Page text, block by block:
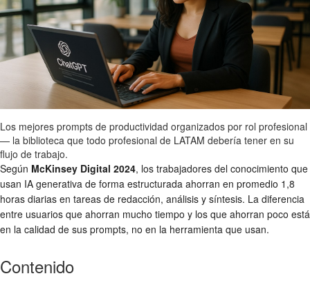
Los mejores prompts de productividad organizados por rol profesional
— la biblioteca que todo profesional de LATAM debería tener en su
flujo de trabajo.
Según McKinsey Digital 2024, los trabajadores del conocimiento que
usan IA generativa de forma estructurada ahorran en promedio 1,8
horas diarias en tareas de redacción, análisis y síntesis. La diferencia
entre usuarios que ahorran mucho tiempo y los que ahorran poco está
en la calidad de sus prompts, no en la herramienta que usan.
Contenido